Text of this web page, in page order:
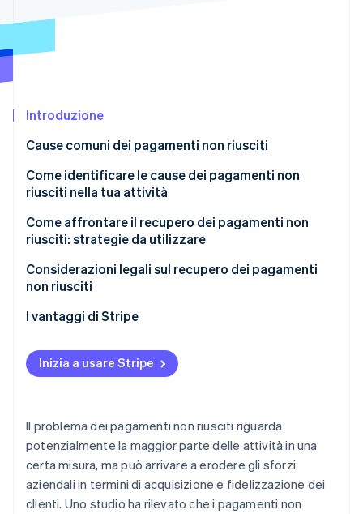
Prevenzione delle frodi
Climate
Identity
Verifica online dell'identità
Stripe Sessions 2026
Scopri come Stripe sta costruendo l'infrastruttura
Guarda ora
Introduzione
Cause comuni dei pagamenti non riusciti
Motivi legati al cliente
Motivi legati all’elaboratore di pagamento
Altri fattori
Come identificare le cause dei pagamenti non
riusciti nella tua attività
Come affrontare il recupero dei pagamenti non
riusciti: strategie da utilizzare
Promemoria automatici via email
Opzioni di aggiornamento del pagamento semplici
Opzioni di pagamento flessibili
Incentivi per pagamenti puntuali
Considerazioni legali sul recupero dei pagamenti
non riusciti
I vantaggi di Stripe
Prevenzione dei pagamenti non riusciti
Gestione dei pagamenti non riusciti
Inizia a usare Stripe
Il problema dei pagamenti non riusciti riguarda
potenzialmente la maggior parte delle attività in una
certa misura, ma può arrivare a erodere gli sforzi
aziendali in termini di acquisizione e fidelizzazione dei
clienti. Uno studio ha rilevato che i pagamenti non